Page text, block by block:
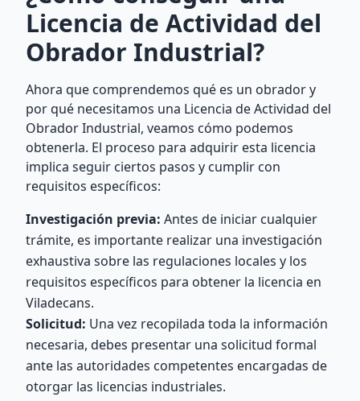
Licencia de Actividad del
Obrador Industrial?
Ahora que comprendemos qué es un obrador y
por qué necesitamos una Licencia de Actividad del
Obrador Industrial, veamos cómo podemos
obtenerla. El proceso para adquirir esta licencia
implica seguir ciertos pasos y cumplir con
requisitos específicos:
Investigación previa: Antes de iniciar cualquier
trámite, es importante realizar una investigación
exhaustiva sobre las regulaciones locales y los
requisitos específicos para obtener la licencia en
Viladecans.
Solicitud: Una vez recopilada toda la información
necesaria, debes presentar una solicitud formal
ante las autoridades competentes encargadas de
otorgar las licencias industriales.